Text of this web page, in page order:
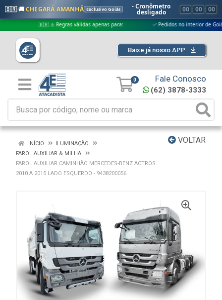
🇧🇷 🚚CHEGARÁ AMANHÃ Exclusivo Goiás - Cronômetro
desligado 00 : 00 : 00
🇧🇷 ⚠️ Regras válidas apenas para: ✅ Pedidos no interior de Goiás
Baixe já nosso APP
0 Fale Conosco
(62) 3878-3333
VOLTAR
INÍCIO
ILUMINAÇÃO
FAROL AUXILIAR & MILHA
FAROL AUXILIAR CAMINHÃO MERCEDES-BENZ ACTROS
2010 A 2015 LADO ESQUERDO - 9438200056